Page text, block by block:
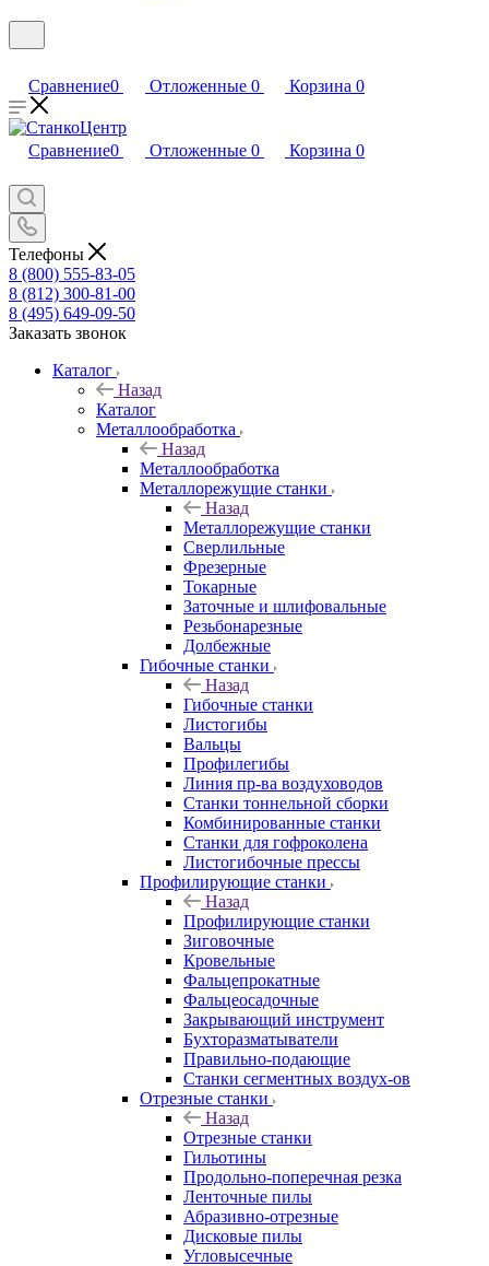
Сравнение0 Отложенные 0 Корзина 0
Сравнение0 Отложенные 0 Корзина 0
Телефоны
8 (800) 555-83-05
8 (812) 300-81-00
8 (495) 649-09-50
Заказать звонок
Каталог
Назад
Каталог
Металлообработка
Назад
Металлообработка
Металлорежущие станки
Назад
Металлорежущие станки
Сверлильные
Фрезерные
Токарные
Заточные и шлифовальные
Резьбонарезные
Долбежные
Гибочные станки
Назад
Гибочные станки
Листогибы
Вальцы
Профилегибы
Линия пр-ва воздуховодов
Станки тоннельной сборки
Комбинированные станки
Станки для гофроколена
Листогибочные прессы
Профилирующие станки
Назад
Профилирующие станки
Зиговочные
Кровельные
Фальцепрокатные
Фальцеосадочные
Закрывающий инструмент
Бухторазматыватели
Правильно-подающие
Станки сегментных воздух-ов
Отрезные станки
Назад
Отрезные станки
Гильотины
Продольно-поперечная резка
Ленточные пилы
Абразивно-отрезные
Дисковые пилы
Угловысечные